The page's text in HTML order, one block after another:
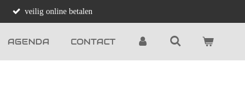
veilig online betalen
AGENDA CONTACT